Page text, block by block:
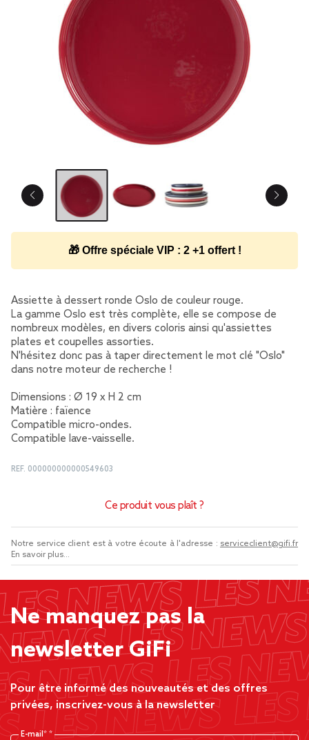
🎁 Offre spéciale VIP : 2 +1 offert !
Assiette à dessert ronde Oslo de couleur rouge.
La gamme Oslo est très complète, elle se compose de
nombreux modèles, en divers coloris ainsi qu'assiettes
plates et coupelles assorties.
N'hésitez donc pas à taper directement le mot clé "Oslo"
dans notre moteur de recherche !
Dimensions : Ø 19 x H 2 cm
Matière : faïence
Compatible micro-ondes.
Compatible lave-vaisselle.
REF. 000000000000549603
Ce produit vous plaît ?
Notre service client est à votre écoute à l'adresse : serviceclient@gifi.fr
En savoir plus...
Ne manquez pas la
newsletter GiFi
Pour être informé des nouveautés et des offres
privées, inscrivez-vous à la newsletter
E-mail*